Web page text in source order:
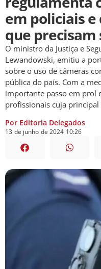
em policiais
que
O ministro da Justiça e
Lewandowski, emitiu a
sobre o uso de câmeras
pública do país. Com a
importante passo em prol
profissionais cuja
Por Editoria Delegados
13 de junho de 2024 10:26